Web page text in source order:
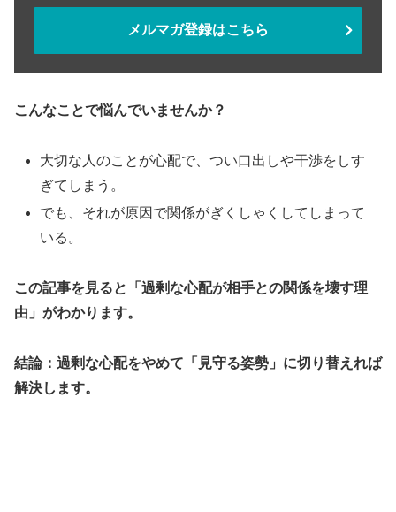
メルマガ登録はこちら
こんなことで悩んでいませんか？
大切な人のことが心配で、つい口出しや干渉をしす
ぎてしまう。
でも、それが原因で関係がぎくしゃくしてしまって
いる。
この記事を見ると「過剰な心配が相手との関係を壊す理
由」がわかります。
結論：過剰な心配をやめて「見守る姿勢」に切り替えれば
解決します。